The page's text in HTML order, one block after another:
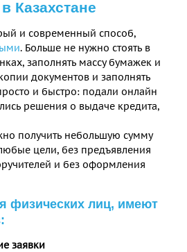
Казахстане
и современный способ,
. Больше не нужно стоять в
заполнять массу бумажек и
документов и заполнять
и быстро: подали онлайн
решения о выдаче кредита,
получить небольшую сумму
цели, без предъявления
и без оформления
физических лиц, имеют
заявки